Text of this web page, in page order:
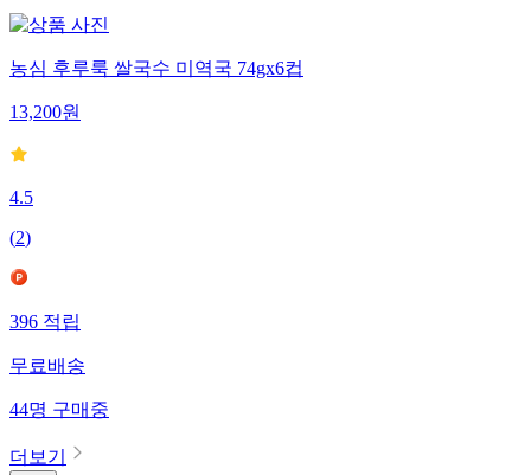
농심 후루룩 쌀국수 미역국 74gx6컵
13,200원
4.5
(2)
396적립
무료배송
44명구매중
더보기